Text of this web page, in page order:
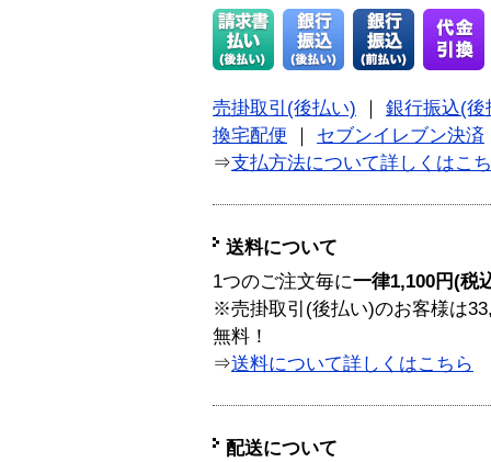
売掛取引(後払い)
銀行振込(後
換宅配便
セブンイレブン決済
⇒支払方法について詳しくはこ
送料について
1つのご注文毎に一律1,100円(税
※売掛取引(後払い)のお客様は
無料！
⇒送料について詳しくはこちら
配送について